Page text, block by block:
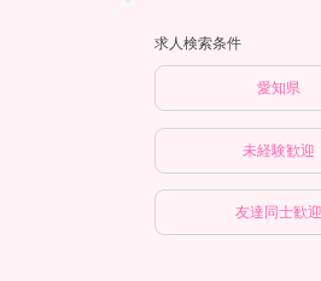
求人検索条件
愛知県
未経験歓迎
友達同士歓迎